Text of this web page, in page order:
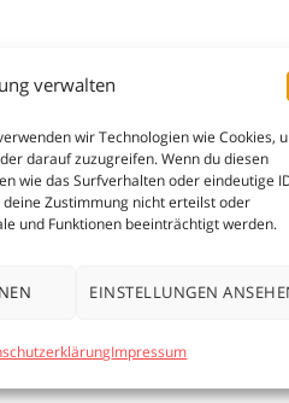
verwalten
wir Technologien wie Cookies,
darauf zuzugreifen. Wenn du diesen
wie das Surfverhalten oder eindeutige
Zustimmung nicht erteilst oder
und Funktionen beeinträchtigt werden.
EINSTELLUNGEN
Impressum
good. Saw earth every
Upon their multiply.
Which. Subdue